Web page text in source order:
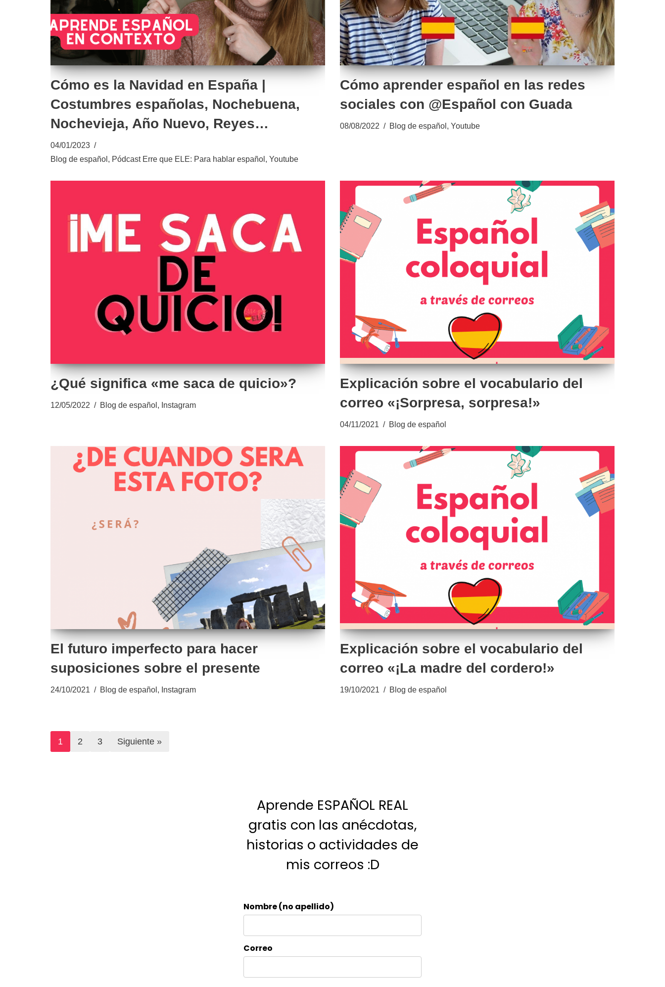
Cómo es la Navidad en España |
Costumbres españolas, Nochebuena,
Nochevieja, Año Nuevo, Reyes…
04/01/2023
Blog de español , Pódcast Erre que ELE: Para hablar español , Youtube
Cómo aprender español en las redes
sociales con @Español con Guada
08/08/2022 Blog de español , Youtube
¿Qué significa «me saca de quicio»?
12/05/2022 Blog de español , Instagram
Explicación sobre el vocabulario del
correo «¡Sorpresa, sorpresa!»
04/11/2021 Blog de español
El futuro imperfecto para hacer
suposiciones sobre el presente
24/10/2021 Blog de español , Instagram
Explicación sobre el vocabulario del
correo «¡La madre del cordero!»
19/10/2021 Blog de español
1 2 3 Siguiente »
Aprende ESPAÑOL REAL
gratis con las anécdotas,
historias o actividades de
mis correos :D
Nombre (no apellido)
Correo